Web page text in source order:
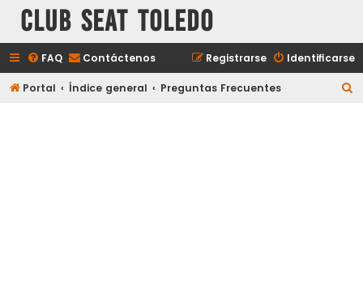
Club Seat Toledo
FAQ Contáctenos Identificarse
Registrarse
Portal Índice general Preguntas Frecuentes